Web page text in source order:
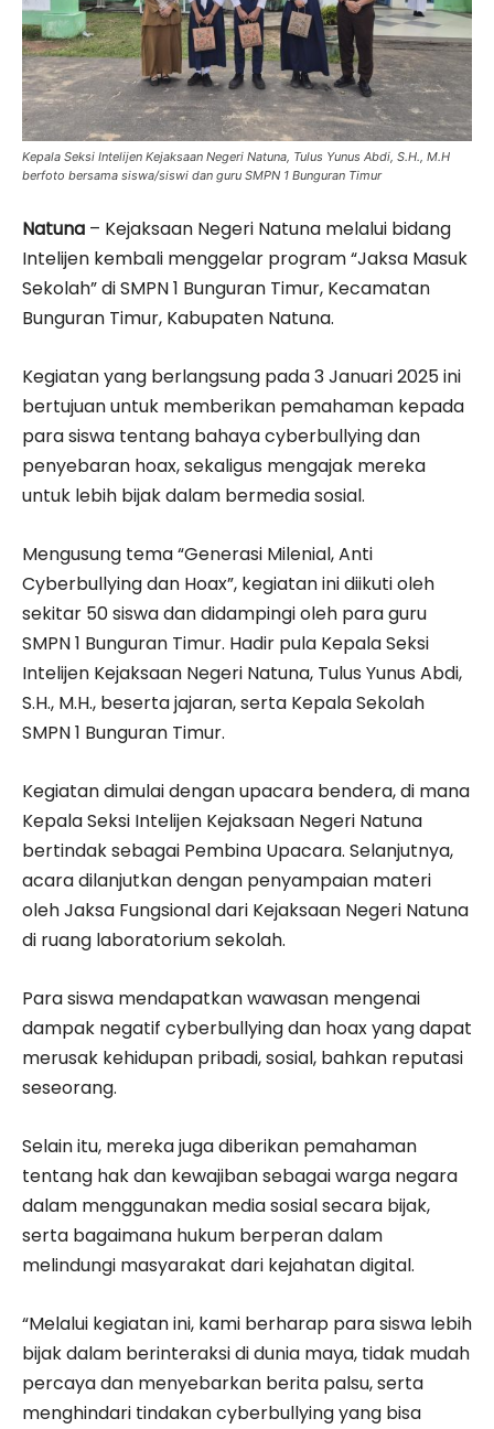
Kepala Seksi Intelijen Kejaksaan Negeri Natuna, Tulus Yunus Abdi, S.H., M.H
berfoto bersama siswa/siswi dan guru SMPN 1 Bunguran Timur
Natuna – Kejaksaan Negeri Natuna melalui bidang
Intelijen kembali menggelar program “Jaksa Masuk
Sekolah” di SMPN 1 Bunguran Timur, Kecamatan
Bunguran Timur, Kabupaten Natuna.
Kegiatan yang berlangsung pada 3 Januari 2025 ini
bertujuan untuk memberikan pemahaman kepada
para siswa tentang bahaya cyberbullying dan
penyebaran hoax, sekaligus mengajak mereka
untuk lebih bijak dalam bermedia sosial.
Mengusung tema “Generasi Milenial, Anti
Cyberbullying dan Hoax”, kegiatan ini diikuti oleh
sekitar 50 siswa dan didampingi oleh para guru
SMPN 1 Bunguran Timur. Hadir pula Kepala Seksi
Intelijen Kejaksaan Negeri Natuna, Tulus Yunus Abdi,
S.H., M.H., beserta jajaran, serta Kepala Sekolah
SMPN 1 Bunguran Timur.
Kegiatan dimulai dengan upacara bendera, di mana
Kepala Seksi Intelijen Kejaksaan Negeri Natuna
bertindak sebagai Pembina Upacara. Selanjutnya,
acara dilanjutkan dengan penyampaian materi
oleh Jaksa Fungsional dari Kejaksaan Negeri Natuna
di ruang laboratorium sekolah.
Para siswa mendapatkan wawasan mengenai
dampak negatif cyberbullying dan hoax yang dapat
merusak kehidupan pribadi, sosial, bahkan reputasi
seseorang.
Selain itu, mereka juga diberikan pemahaman
tentang hak dan kewajiban sebagai warga negara
dalam menggunakan media sosial secara bijak,
serta bagaimana hukum berperan dalam
melindungi masyarakat dari kejahatan digital.
“Melalui kegiatan ini, kami berharap para siswa lebih
bijak dalam berinteraksi di dunia maya, tidak mudah
percaya dan menyebarkan berita palsu, serta
menghindari tindakan cyberbullying yang bisa